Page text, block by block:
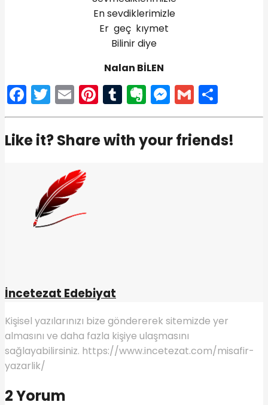
En sevdiklerimizle
Er geç kıymet
Bilinir diye
Nalan BİLEN
Facebook
Twitter
EmailPinterest
Tumblr
EvernoteGmail
Like it? Share with your friends!
İncetezat Edebiyat
Kişisel yazılarınızı bize göndererek sitemizde yer
almasını ve daha fazla kişiye ulaşmasını
sağlayabilirsiniz. https://www.incetezat.com/misafir-
yazarlik/
2 Yorum